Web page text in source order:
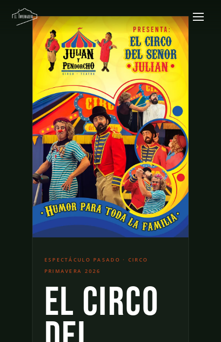
ESPECTÁCULO PASADO · CIRCO
PRIMAVERA 2026
El circo